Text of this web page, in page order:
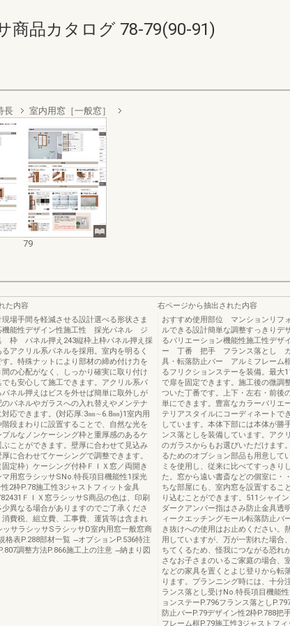
商品カタログ 78-79(90-91)
長 室内用窓［一般窓］
79
た内容
場手間を軽減させる設計選べる形状さま
機能性デザイン性施工性 採光パネル ジ
枠 パネル押え243縦枠上枠パネル押え採
アクリル系パネルを採用。室内を明るく
。特殊ナットにより部材の締め付け力を
の心配がなく、しっかり確実に取り付け
でも安心して施工できます。アクリル系パ
ネル押えはビスを外せば簡単に取外しが
パネルやガラスへの入れ替えやメンテナ
対応できます。(対応厚:3㎜∼6.8㎜)1室内用
段まわりに設置することで、自然な光を
ルなノンケーシング枠と重厚感のあるケ
ことができます。壁厚に合わせて見込み
に合わせてケーシングで調整できます。
定枠）ケーシング付枠ＦＩＸ窓／両開き
マ用窓ラシッサSNo.特長項目機能性1採光
2枠P.78施工性3ジャストフィット金具
ＦＩＸ窓ラシッサS商品の色は、印刷
異なる場合がありますのでご了承くださ
費税、組立費、工事費、運賃等は含まれ
ッサラシッサSラシッサD室内用窓一般窓商
格表P.288部材一覧 ̶オプションP.536特注
調整方法P.866施工上の注意 ̶納まり図
右ページから抽出された内容
おすすめ使用部位 マンションリフ
ルできる設計簡単な調整すっきりデ
るバリエーション機能性施工性デ
ー 丁番 把手 フランス落とし
具・転落防止バー アルミフレーム
るフリクションステーを装備。最大
で扉を固定できます。施工後の微調
ついた丁番です。上下・左右・前後
単にできます。豊富なカラーバリエ
テリアスタイルにコーディネートで
しています。本体下部には本体が勝
ンス落としを装備しています。アク
のガラスからもお選びいただけます
るためのオプション部品も用意して
ミを使用し、従来に比べてすっきり
た。窓から遠い書斎などの個室に・
ちな部屋にも、室内窓を設置するこ
り込むことができます。511シャイ
ダークアンバー指はさみ防止金具透
ィークエッチングモール転落防止バ
き抜けへの使用はお止めください。
用していますが、万が一割れた場合
ちてくるため、怪我につながる恐れ
さなお子さまのいるご家庭の場合、
などの家具を置くとよじ登りから転
ります。プランニング時には、十分
ランス落とし受けNo.特長項目機能
ョンステーP.796フランス落とし
防止バーP.79デザイン性2枠P.788把
フレーム框P.79施工性3ジャストフ